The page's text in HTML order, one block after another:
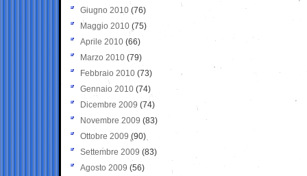
Giugno 2010 (76)
Maggio 2010 (75)
Aprile 2010 (66)
Marzo 2010 (79)
Febbraio 2010 (73)
Gennaio 2010 (74)
Dicembre 2009 (74)
Novembre 2009 (83)
Ottobre 2009 (90)
Settembre 2009 (83)
Agosto 2009 (56)